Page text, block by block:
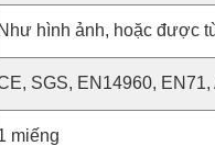
Như hình ảnh, hoặc được
SGS, EN14960, EN71,
miếng